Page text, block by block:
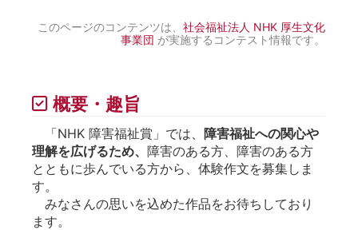
このページのコンテンツは、社会福祉法人 NHK 厚生文化
事業団 が実施するコンテスト情報です。
概要・趣旨
「NHK 障害福祉賞」では、 障害福祉への関心や
理解を広げるため、 障害のある方、障害のある方
とともに歩んでいる方から、体験作文を募集しま
す。
みなさんの思いを込めた作品をお待ちしており
ます。